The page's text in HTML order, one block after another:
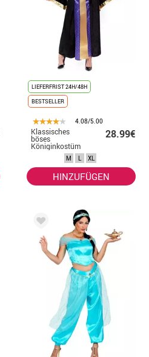
LIEFERFRIST 24H/48H
BESTSELLER
4.08/5.00
Klassisches
böses
Königinkostüm
für Damen
28.99€
M L XL
HINZUFÜGEN